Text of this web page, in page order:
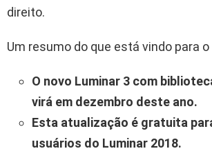
direito.
Um resumo do que está vindo para
O novo Luminar 3 com
virá em dezembro deste ano.
Esta atualização é gratuita
usuários do Luminar 2018.